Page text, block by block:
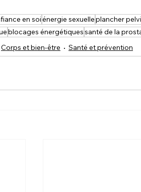
en soiénergie sexuelleplancher
blocages énergétiquessanté de la
Corps et bien-être Santé et prévention